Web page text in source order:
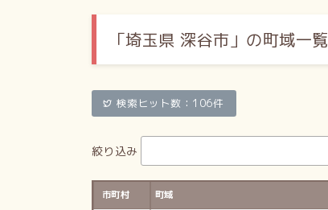
「埼玉県 深谷市」の町域一覧
検索ヒット数：106件
絞り込み
市町村 町域